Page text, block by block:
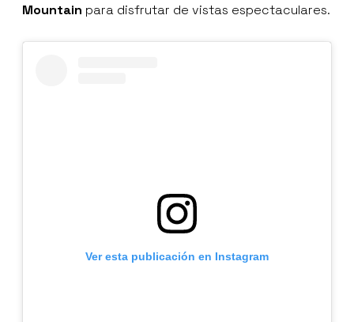
Mountain para disfrutar de vistas espectaculares.
Ver esta publicación en Instagram